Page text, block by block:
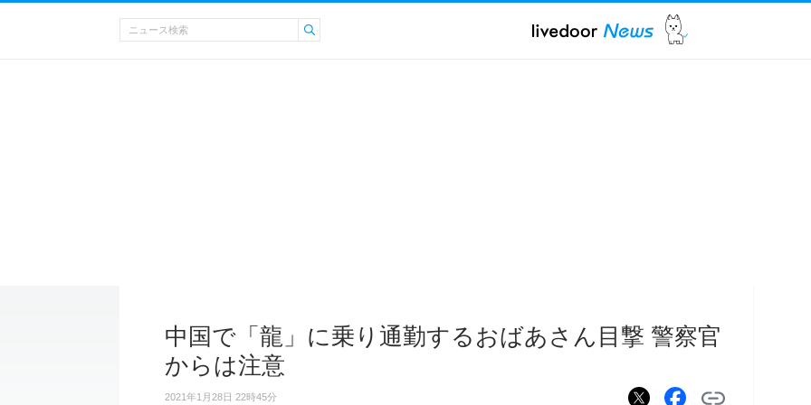
中国で「龍」に乗り通勤するおばあさん目撃 警察官
からは注意
2021年1月28日 22時45分